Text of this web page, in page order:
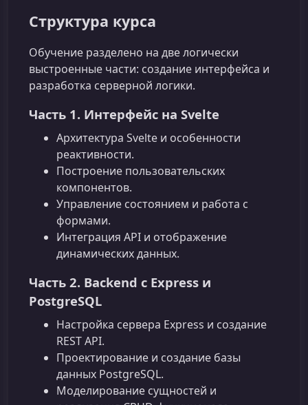
Структура курса
Обучение разделено на две логически
выстроенные части: создание интерфейса и
разработка серверной логики.
Часть 1. Интерфейс на Svelte
Архитектура Svelte и особенности
реактивности.
Построение пользовательских
компонентов.
Управление состоянием и работа с
формами.
Интеграция API и отображение
динамических данных.
Часть 2. Backend с Express и
PostgreSQL
Настройка сервера Express и создание
REST API.
Проектирование и создание базы
данных PostgreSQL.
Моделирование сущностей и